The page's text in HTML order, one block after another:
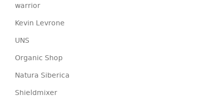
warrior
Kevin Levrone
UNS
Organic Shop
Natura Siberica
Shieldmixer